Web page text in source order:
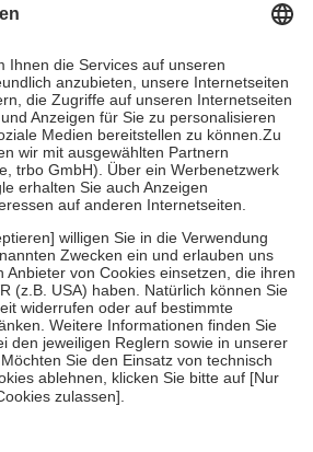
Zuzahlungen in Höhe von zehn
sind jedoch nie mehr als die tatsächlichen
auch für Online-Apotheken.
Krankenpflege beträgt die
der Kosten sowie zehn Euro je
Versicherten für ihre eigene Gesundheit zu
Stellung der Familie zu unterstützen,
an bei:
bis zum vollendeten 18. Lebensjahr
und Früherkennung, die von der